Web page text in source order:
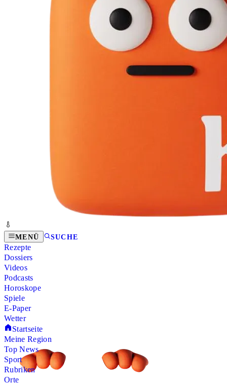
MENÜ SUCHE
Rezepte
Dossiers
Videos
Podcasts
Horoskope
Spiele
E-Paper
Wetter
Startseite
Meine Region
Top News
Sport
Rubriken
Orte